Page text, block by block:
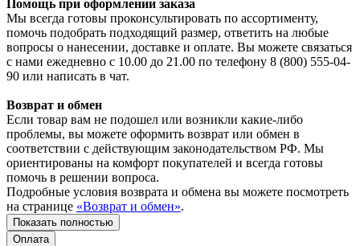
Помощь при оформлении заказа
Мы всегда готовы проконсультировать по ассортименту,
помочь подобрать подходящий размер, ответить на любые
вопросы о нанесении, доставке и оплате. Вы можете связаться
с нами ежедневно с 10.00 до 21.00 по телефону 8 (800) 555-04-
90 или написать в чат.
Возврат и обмен
Если товар вам не подошел или возникли какие-либо
проблемы, вы можете оформить возврат или обмен в
соответствии с действующим законодательством РФ. Мы
ориентированы на комфорт покупателей и всегда готовы
помочь в решении вопроса.
Подробные условия возврата и обмена вы можете посмотреть
на странице «Возврат и обмен».
Показать полностью
Оплата